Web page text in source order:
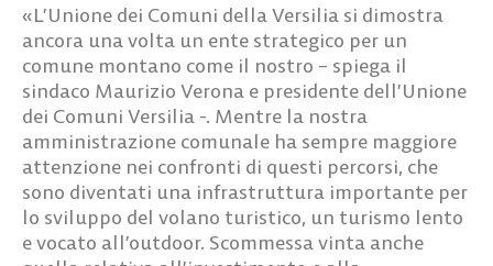
«L’Unione dei Comuni della Versilia si dimostra
ancora una volta un ente strategico per un
comune montano come il nostro – spiega il
sindaco Maurizio Verona e presidente dell’Unione
dei Comuni Versilia -. Mentre la nostra
amministrazione comunale ha sempre maggiore
attenzione nei confronti di questi percorsi, che
sono diventati una infrastruttura importante per
lo sviluppo del volano turistico, un turismo lento
e vocato all’outdoor. Scommessa vinta anche